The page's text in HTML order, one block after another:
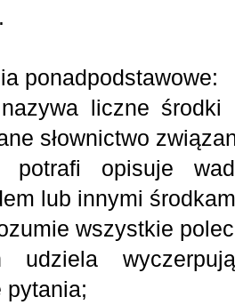
ponadpodstawowe:
liczne środki
słownictwo
potrafi opisuje
lub innymi
wszystkie
udziela
pytania;